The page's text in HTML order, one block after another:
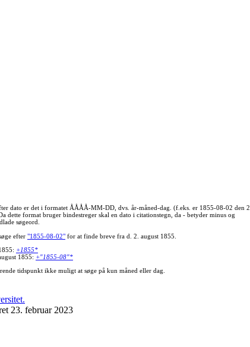
dato er det i formatet ÅÅÅÅ-MM-DD, dvs. år-måned-dag. (f.eks. er 1855-08-02 den 2.
dette format bruger bindestreger skal en dato i citationstegn, da - betyder minus og
søgeord.
efter "1855-08-02"for at finde breve fra d. 2. august 1855.
+1855*
1855: +"1855-08"*
tidspunkt ikke muligt at søge på kun måned eller dag.
23. februar 2023